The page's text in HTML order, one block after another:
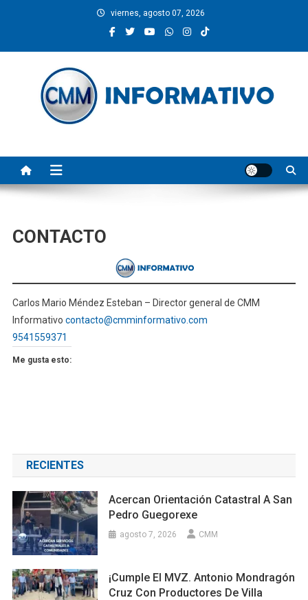
viernes, agosto 07, 2026
CONTACTO
Carlos Mario Méndez Esteban – Director general de CMM
Informativo contacto@cmminformativo.com
9541559371
Me gusta esto:
RECIENTES
Acercan Orientación Catastral A San
Pedro Guegorexe
agosto 7, 2026 CMM
¡Cumple El MVZ. Antonio Mondragón
Cruz Con Productores De Villa